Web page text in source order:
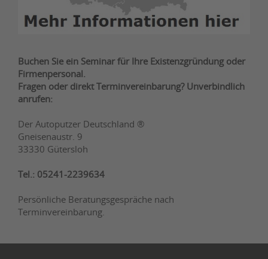
Buchen Sie ein Seminar für Ihre Existenzgründung oder
Firmenpersonal.
Fragen oder direkt Terminvereinbarung? Unverbindlich
anrufen:
Der Autoputzer Deutschland ®
Gneisenaustr. 9
33330 Gütersloh
Tel.: 05241-2239634
Persönliche Beratungsgespräche nach
Terminvereinbarung.